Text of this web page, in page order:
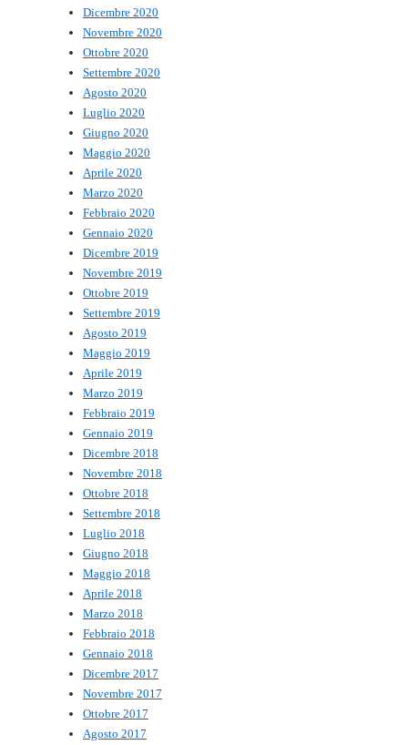
Dicembre 2020
Novembre 2020
Ottobre 2020
Settembre 2020
Agosto 2020
Luglio 2020
Giugno 2020
Maggio 2020
Aprile 2020
Marzo 2020
Febbraio 2020
Gennaio 2020
Dicembre 2019
Novembre 2019
Ottobre 2019
Settembre 2019
Agosto 2019
Maggio 2019
Aprile 2019
Marzo 2019
Febbraio 2019
Gennaio 2019
Dicembre 2018
Novembre 2018
Ottobre 2018
Settembre 2018
Luglio 2018
Giugno 2018
Maggio 2018
Aprile 2018
Marzo 2018
Febbraio 2018
Gennaio 2018
Dicembre 2017
Novembre 2017
Ottobre 2017
Agosto 2017